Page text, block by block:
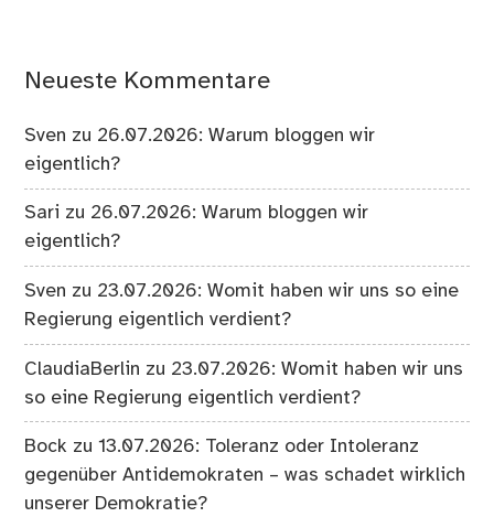
Neueste Kommentare
Sven zu 26.07.2026: Warum bloggen wir
eigentlich?
Sari zu 26.07.2026: Warum bloggen wir
eigentlich?
Sven zu 23.07.2026: Womit haben wir uns so eine
Regierung eigentlich verdient?
ClaudiaBerlin zu 23.07.2026: Womit haben wir uns
so eine Regierung eigentlich verdient?
Bock zu13.07.2026: Toleranz oder Intoleranz
gegenüber Antidemokraten – was schadet wirklich
unserer Demokratie?